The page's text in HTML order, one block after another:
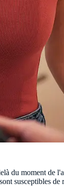
du moment de
susceptibles